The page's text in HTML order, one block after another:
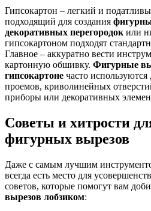
Гипсокартон – легкий и
подходящий для создания
декоративных перегородок или
гипсокартоном подходят
Главное – аккуратно вести
картонную обшивку. Фигурные
гипсокартоне часто
проемов, криволинейных
приборы или декоративных
Советы и хитрости
фигурных вырезов
Даже с самым лучшим
всегда есть место для
советов, которые помогут вам
вырезов лобзиком: